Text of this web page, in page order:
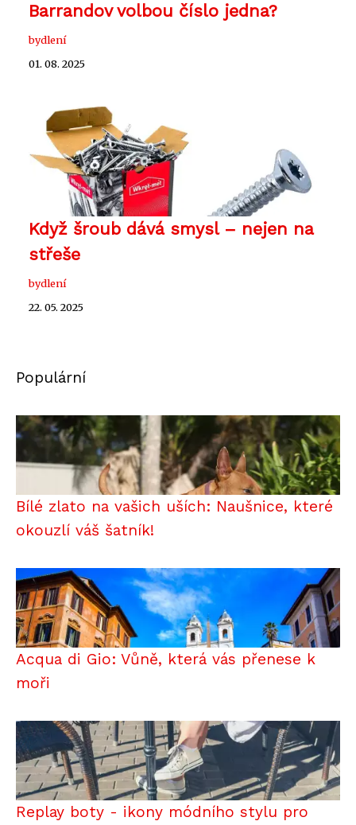
Barrandov volbou číslo jedna?
bydlení
01. 08. 2025
Když šroub dává smysl – nejen na
střeše
bydlení
22. 05. 2025
Populární
Bílé zlato na vašich uších: Naušnice, které
okouzlí váš šatník!
Acqua di Gio: Vůně, která vás přenese k
moři
Replay boty - ikony módního stylu pro